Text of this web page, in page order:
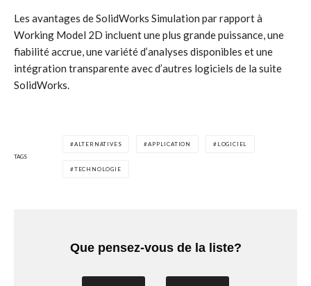
Les avantages de SolidWorks Simulation par rapport à
Working Model 2D incluent une plus grande puissance, une
fiabilité accrue, une variété d’analyses disponibles et une
intégration transparente avec d’autres logiciels de la suite
SolidWorks.
TAGS
ALTERNATIVES APPLICATION LOGICIEL
TECHNOLOGIE
Que pensez-vous de la liste?